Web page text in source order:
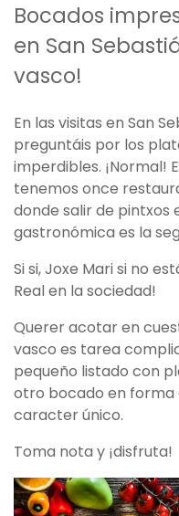
Bocados
en San
vasco!
En las visitas en San
preguntáis por los
imperdibles. ¡Normal!
tenemos once
donde salir de pintxos
gastronómica es la
Si si, Joxe Mari si no
Real en la sociedad!
Querer acotar en
vasco es tarea
pequeño listado con
otro bocado en forma
caracter único.
Toma nota y ¡disfruta!